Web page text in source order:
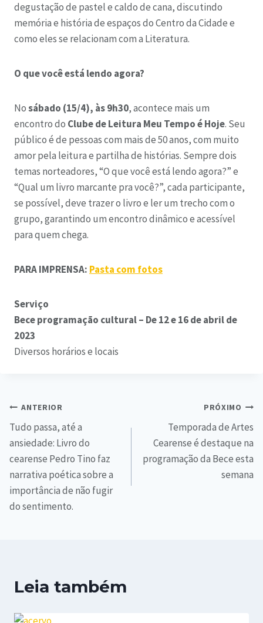
degustação de pastel e caldo de cana, discutindo
memória e história de espaços do Centro da Cidade e
como eles se relacionam com a Literatura.
O que você está lendo agora?
Nosábado (15/4), às 9h30, acontece mais um
encontro do Clube de Leitura Meu Tempo é Hoje. Seu
público é de pessoas com mais de 50 anos, com muito
amor pela leitura e partilha de histórias. Sempre dois
temas norteadores, “O que você está lendo agora?” e
“Qual um livro marcante pra você?”, cada participante,
se possível, deve trazer o livro e ler um trecho com o
grupo, garantindo um encontro dinâmico e acessível
para quem chega.
PARA IMPRENSA: Pasta com fotos
Serviço
Bece programação cultural – De 12 e 16 de abril de
2023
Diversos horários e locais
ANTERIOR
Tudo passa, até a
ansiedade: Livro do
cearense Pedro Tino faz
narrativa poética sobre a
importância de não fugir
do sentimento.
PRÓXIMO
Temporada de Artes
Cearense é destaque na
programação da Bece esta
semana
Leia também